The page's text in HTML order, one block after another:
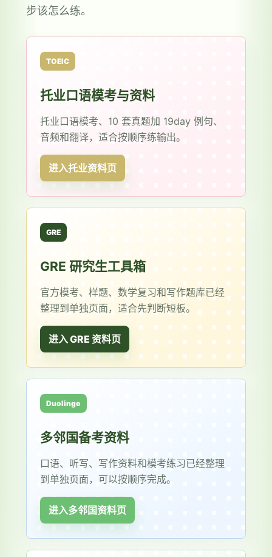
步该怎么练。
TOEIC
托业口语模考与资料
托业口语模考、10 套真题加 19day 例句、
音频和翻译，适合按顺序练输出。
进入托业资料页
GRE
GRE 研究生工具箱
官方模考、样题、数学复习和写作题库已经
整理到单独页面，适合先判断短板。
进入 GRE 资料页
Duolingo
多邻国备考资料
口语、听写、写作资料和模考练习已经整理
到单独页面，可以按顺序完成。
进入多邻国资料页